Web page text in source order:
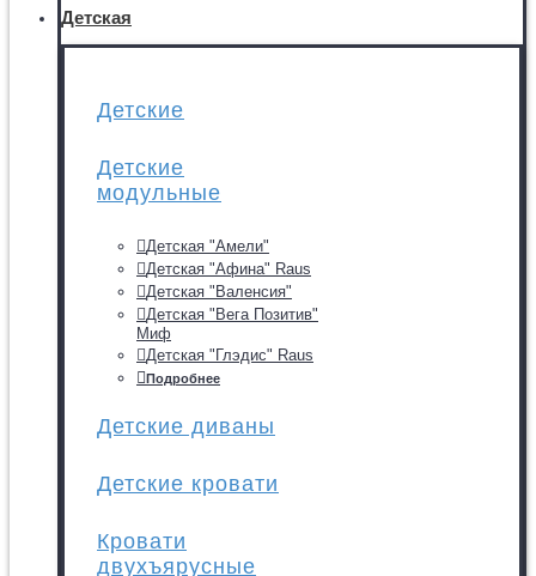
Детская
Детские
Детские
модульные
Детская "Амели"
Детская "Афина" Raus
Детская "Валенсия"
Детская "Вега Позитив"
Миф
Детская "Глэдис" Raus
Подробнее
Детские диваны
Детские кровати
Кровати
двухъярусные